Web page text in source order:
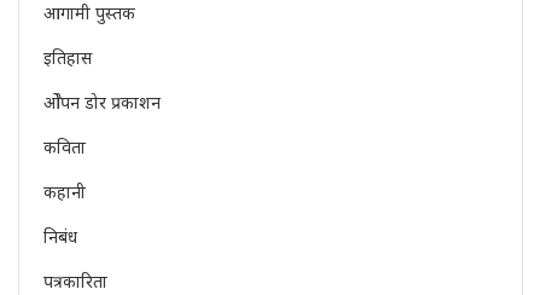
आगामी पुस्तक
इतिहास
ओेपन डोर प्रकाशन
कविता
कहानी
निबंध
पत्रकारिता